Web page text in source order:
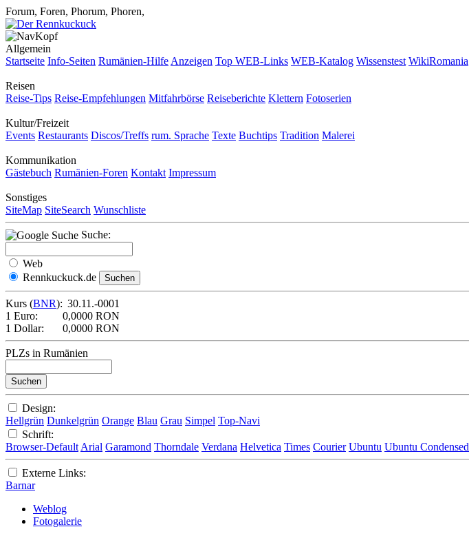
Forum, Foren, Phorum, Phoren,
Allgemein
Startseite Info-Seiten Rumänien-Hilfe Anzeigen Top WEB-Links WEB-Katalog Wissenstest WikiRomania
Reisen
Reise-Tips Reise-Empfehlungen Mitfahrbörse Reiseberichte Klettern Fotoserien
Kultur/Freizeit
Events Restaurants Discos/Treffs rum. Sprache Texte Buchtips Tradition Malerei
Kommunikation
Gästebuch Rumänien-Foren Kontakt Impressum
Sonstiges
SiteMap SiteSearch Wunschliste
Suche:
Web
Rennkuckuck.de
Kurs (BNR): 30.11.-0001
1 Euro:
0,0000 RON
1 Dollar:
0,0000 RON
PLZs in Rumänien
Design:
Hellgrün Dunkelgrün Orange Blau Grau Simpel Top-Navi
Schrift:
Browser-Default Arial Garamond Thorndale Verdana Helvetica Times Courier Ubuntu Ubuntu Condensed
Externe Links:
Barnar
Weblog
Fotogalerie